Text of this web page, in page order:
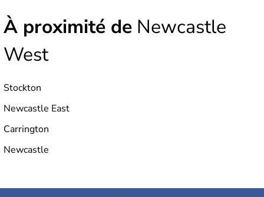
À proximité de Newcastle
West
Stockton
Newcastle East
Carrington
Newcastle